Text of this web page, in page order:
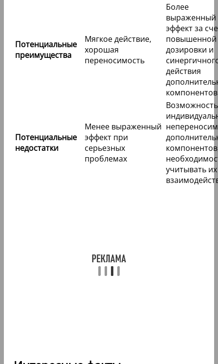
Потенциальные
преимущества
Мягкое действие,
хорошая
переносимость
Более
выраженный
эффект за
повышенной
дозировки и
действия
компонентов
Потенциальные
недостатки
Менее выраженный
эффект при
серьезных
проблемах
Возможность
учитывать их